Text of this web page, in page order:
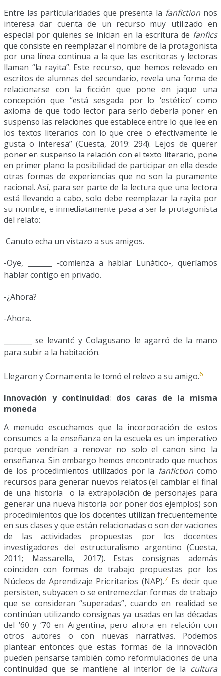
Entre las particularidades que presenta la fanfiction nos
interesa dar cuenta de un recurso muy utilizado en
especial por quienes se inician en la escritura de fanfics
que consiste en reemplazar el nombre de la protagonista
por una línea continua a la que las escritoras y lectoras
llaman “la rayita”. Este recurso, que hemos relevado en
escritos de alumnas del secundario, revela una forma de
relacionarse con la ficción que pone en jaque una
concepción que “está sesgada por lo ‘estético’ como
axioma de que todo lector para serlo debería poner en
suspenso las relaciones que establece entre lo que lee en
los textos literarios con lo que cree o efectivamente le
gusta o interesa” (Cuesta, 2019: 294). Lejos de querer
poner en suspenso la relación con el texto literario, pone
en primer plano la posibilidad de participar en ella desde
otras formas de experiencias que no son la puramente
racional. Así, para ser parte de la lectura que una lectora
está llevando a cabo, solo debe reemplazar la rayita por
su nombre, e inmediatamente pasa a ser la protagonista
del relato:
Canuto echa un vistazo a sus amigos.
-Oye, _______ -comienza a hablar Lunático-, queríamos
hablar contigo en privado.
-¿Ahora?
-Ahora.
________ se levantó y Colagusano le agarró de la mano
para subir a la habitación.
Llegaron y Cornamenta le tomó el relevo a su amigo.6
Innovación y continuidad: dos caras de la misma
moneda
A menudo escuchamos que la incorporación de estos
consumos a la enseñanza en la escuela es un imperativo
porque vendrían a renovar no solo el canon sino la
enseñanza. Sin embargo hemos encontrado que muchos
de los procedimientos utilizados por la fanfictioncomo
recursos para generar nuevos relatos (el cambiar el final
de una historia o la extrapolación de personajes para
generar una nueva historia por poner dos ejemplos) son
procedimientos que los docentes utilizan frecuentemente
en sus clases y que están relacionadas o son derivaciones
de las actividades propuestas por los docentes
investigadores del estructuralismo argentino (Cuesta,
2011; Massarella, 2017). Estas consignas además
coinciden con formas de trabajo propuestas por los
Núcleos de Aprendizaje Prioritarios (NAP).7Es decir que
persisten, subyacen o se entremezclan formas de trabajo
que se consideran “superadas”, cuando en realidad se
continúan utilizando consignas ya usadas en las décadas
del ’60 y ’70 en Argentina, pero ahora en relación con
otros autores o con nuevas narrativas. Podemos
plantear entonces que estas formas de la innovación
pueden pensarse también como reformulaciones de una
continuidad que se mantiene al interior de la cultura